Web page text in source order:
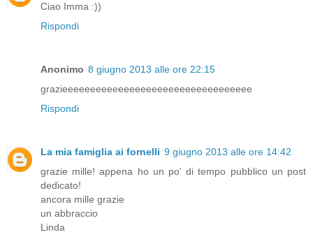
Ciao Imma :))
Rispondi
Anonimo 8 giugno 2013 alle ore 22:15
grazieeeeeeeeeeeeeeeeeeeeeeeeeeeeeeeeee
Rispondi
La mia famiglia ai fornelli 9 giugno 2013 alle ore 14:42
grazie mille! appena ho un po' di tempo pubblico un post
dedicato!
ancora mille grazie
un abbraccio
Linda